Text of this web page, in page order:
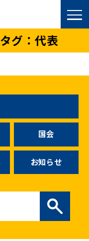
タグ：代表
国会
お知らせ